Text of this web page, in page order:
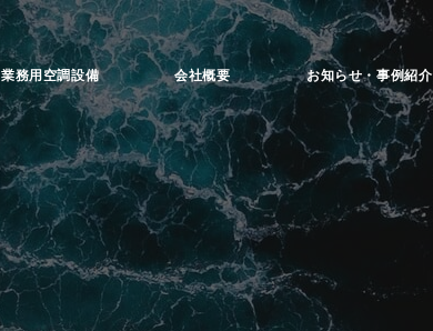
業務用空調設備 会社概要 お知らせ・事例紹介